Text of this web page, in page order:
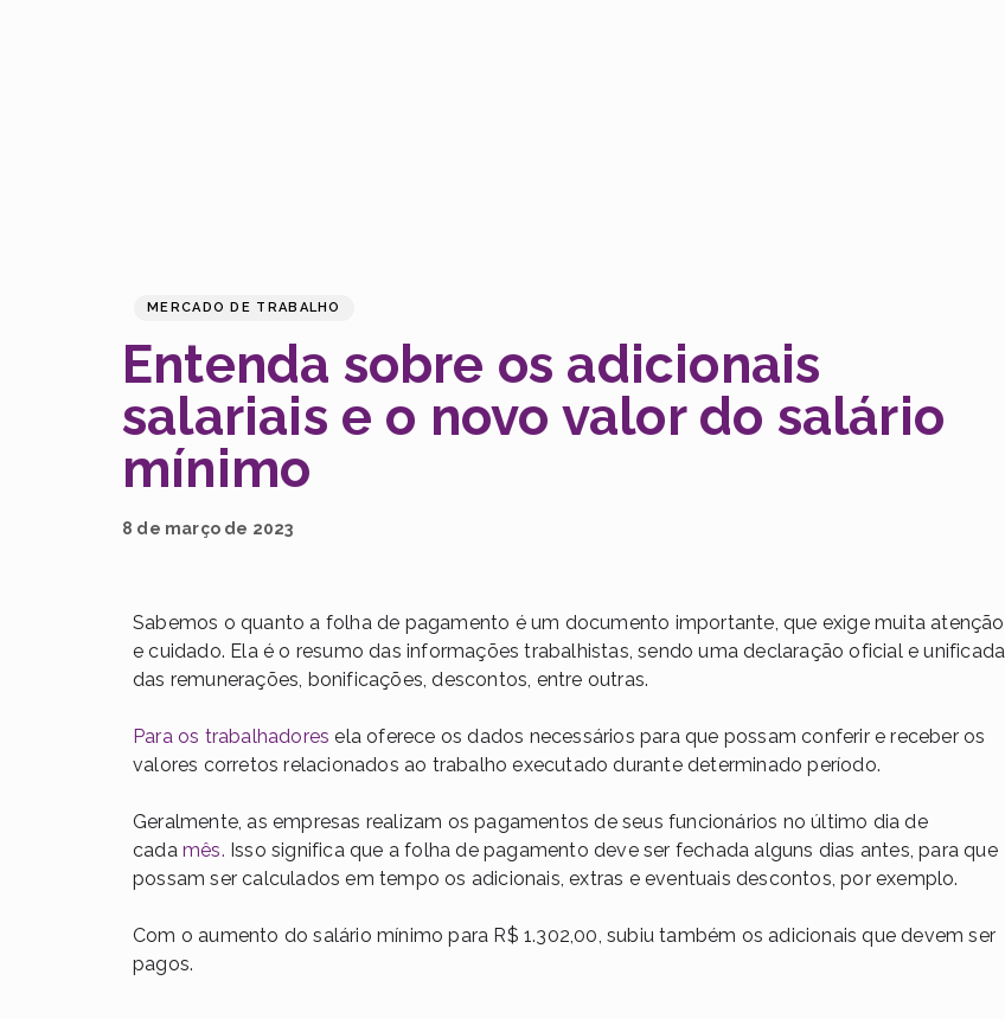
MERCADO DE TRABALHO
Entenda sobre os adicionais
salariais e o novo valor do salário
mínimo
8 de março de 2023
Sabemos o quanto a folha de pagamento é um documento importante, que exige muita atenção
e cuidado. Ela é o resumo das informações trabalhistas, sendo uma declaração oficial e unificada
das remunerações, bonificações, descontos, entre outras.
Para os trabalhadores ela oferece os dados necessários para que possam conferir e receber os
valores corretos relacionados ao trabalho executado durante determinado período.
Geralmente, as empresas realizam os pagamentos de seus funcionários no último dia de
cada mês. Isso significa que a folha de pagamento deve ser fechada alguns dias antes, para que
possam ser calculados em tempo os adicionais, extras e eventuais descontos, por exemplo.
Com o aumento do salário mínimo para R$ 1.302,00, subiu também os adicionais que devem ser
pagos.